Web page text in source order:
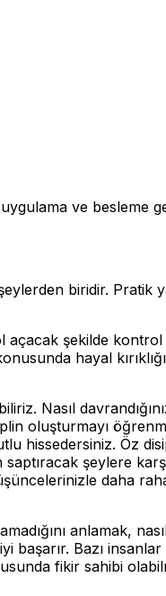
ve besleme
biridir. Pratik
açacak şekilde
hayal
Nasıl
oluşturmayı
hissedersiniz. Öz
şeylere
daha
anlamak,
iyi başarır. Bazı
fikir sahibi